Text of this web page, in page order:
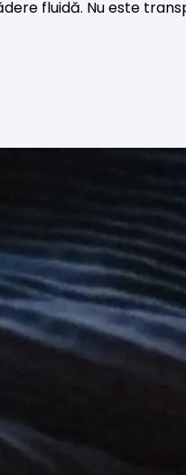
fluidă. Nu este